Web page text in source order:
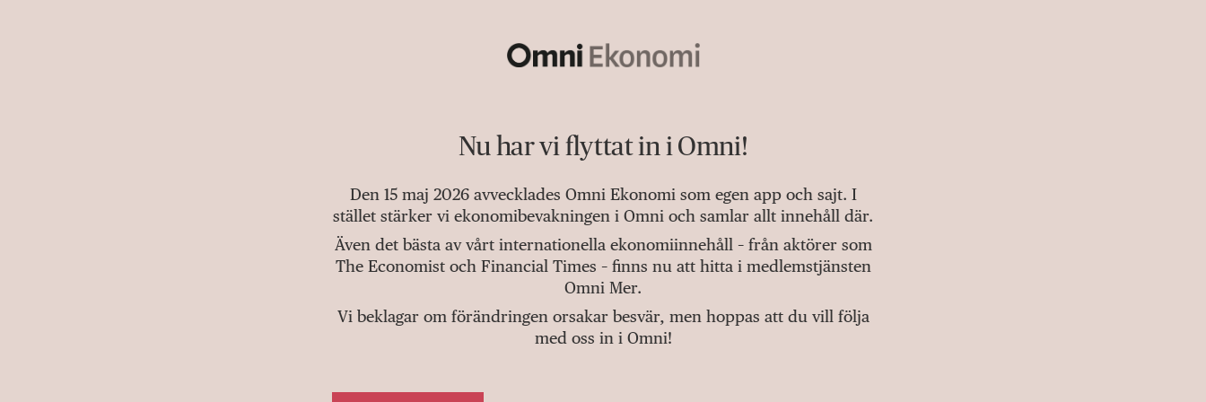
Nu har vi flyttat in i Omni!
Den 15 maj 2026 avvecklades Omni Ekonomi som egen app och sajt. I
stället stärker vi ekonomibevakningen i Omni och samlar allt innehåll där.
Även det bästa av vårt internationella ekonomiinnehåll – från aktörer som
The Economist och Financial Times – finns nu att hitta i medlemstjänsten
Omni Mer.
Vi beklagar om förändringen orsakar besvär, men hoppas att du vill följa
med oss in i Omni!